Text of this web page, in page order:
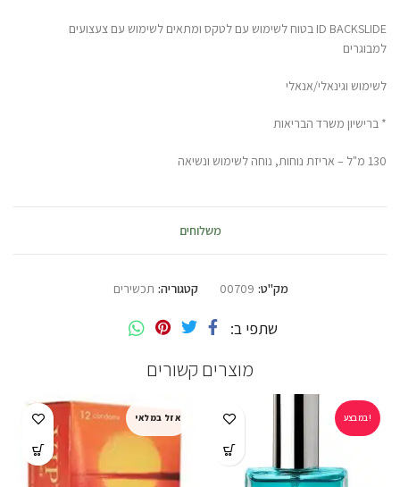
ID BACKSLIDE בטוח לשימוש עם לטקס ומתאים לשימוש עם צעצועים
למבוגרים
לשימוש וגינאלי/אנאלי
* ברישיון משרד הבריאות
130 מ"ל – אריזת נוחות, נוחה לשימוש ונשיאה
משלוחים
מק"ט: 00709 קטגוריה: תכשירים
שתפי ב
מוצרים קשורים
במבצע! אזל במלאי